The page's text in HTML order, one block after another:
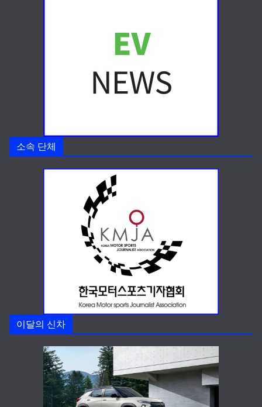
소속 단체
이달의 신차